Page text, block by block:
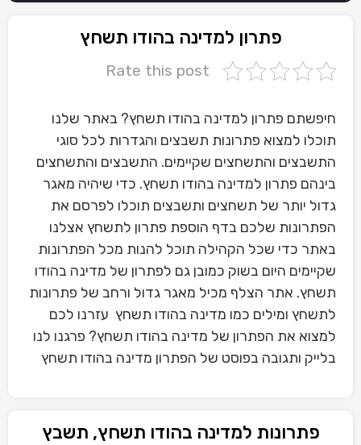
פתרון למדינה בהודו תשחץ
Rate this post
חיפשתם פתרון למדינה בהודו תשחץ? באתר שלנו
תוכלו למצוא פתרונות תשבצים והגדרות לכל סוגי
התשבצים והתשחצים שקיימים. התשבצים והתשחצים
בינהם פתרון למדינה בהודו תשחץ. כדי שיהיה מאגר
גדול יותר של תשחצים ותשבצים תוכלו לפרסם את
הפתרונות שלכם בדף הוספת פתרון לתשחץ אצלנו
באתר כדי שכל הקהילה תוכל להנות מכל הפתרונות
שקיימים היום בשוק כמובן גם לפתרון של מדינה בהודו
תשחץ. אתר הצלף מכיל מאגר גדול ורחב של פתרונות
לתשחץ ומילים כמו מדינה בהודו תשחץ עזרנו לכם
למצוא את הפתרון של מדינה בהודו תשחץ? פרגנו לנו
בלייק ותגובה בפוסט של הפתרון מדינה בהודו תשחץ
פתרונות למדינה בהודו תשחץ, תשבץ